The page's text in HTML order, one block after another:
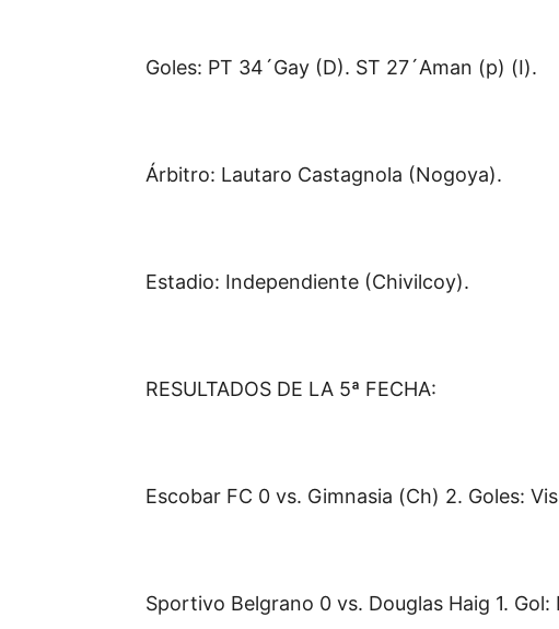
Goles: PT 34´Gay (D). ST 27´Aman (p) (I).
Árbitro: Lautaro Castagnola (Nogoya).
Estadio: Independiente (Chivilcoy).
RESULTADOS DE LA 5ª FECHA:
Escobar FC 0 vs. Gimnasia (Ch) 2. Goles:
Sportivo Belgrano 0 vs. Douglas Haig 1.